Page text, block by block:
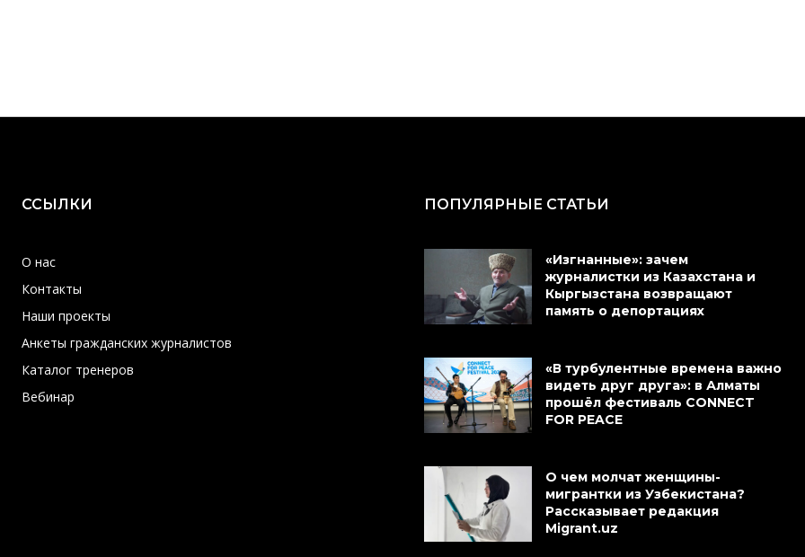
ССЫЛКИ
О нас
Контакты
Наши проекты
Анкеты гражданских журналистов
Каталог тренеров
Вебинар
ПОПУЛЯРНЫЕ СТАТЬИ
«Изгнанные»: зачем
журналистки из Казахстана и
Кыргызстана возвращают
память о депортациях
«В турбулентные времена важно
видеть друг друга»: в Алматы
прошёл фестиваль CONNECT
FOR PEACE
О чем молчат женщины-
мигрантки из Узбекистана?
Рассказывает редакция
Migrant.uz